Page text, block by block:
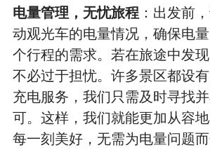
电量管理，无忧旅程：出发前
动观光车的电量情况，确保电
个行程的需求。若在旅途中发
不必过于担忧。许多景区都设
充电服务，我们只需及时寻找
可。这样，我们就能更加从容
每一刻美好，无需为电量问题而